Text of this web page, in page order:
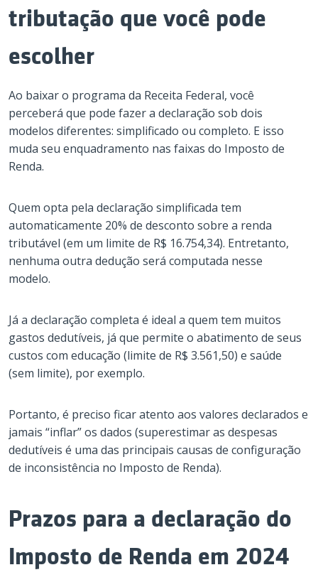
tributação que você pode
escolher
Ao baixar o programa da Receita Federal, você
perceberá que pode fazer a declaração sob dois
modelos diferentes: simplificado ou completo. E isso
muda seu enquadramento nas faixas do Imposto de
Renda.
Quem opta pela declaração simplificada tem
automaticamente 20% de desconto sobre a renda
tributável (em um limite de R$ 16.754,34). Entretanto,
nenhuma outra dedução será computada nesse
modelo.
Já a declaração completa é ideal a quem tem muitos
gastos dedutíveis, já que permite o abatimento de seus
custos com educação (limite de R$ 3.561,50) e saúde
(sem limite), por exemplo.
Portanto, é preciso ficar atento aos valores declarados e
jamais “inflar” os dados (superestimar as despesas
dedutíveis é uma das principais causas de configuração
de inconsistência no Imposto de Renda).
Prazos para a declaração do
Imposto de Renda em 2024